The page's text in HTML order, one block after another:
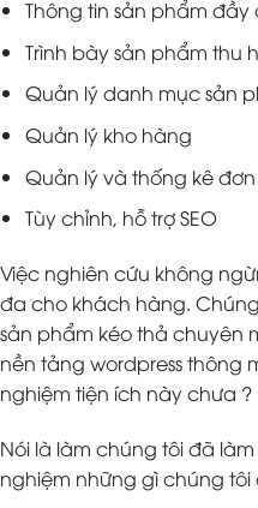
Thông tin sản phẩm đầy
Trình bày sản phẩm thu
Quản lý danh mục sản
Quản lý kho hàng
Quản lý và thống kê
Tùy chỉnh, hỗ trợ SEO
Việc nghiên cứu không
đa cho khách hàng.
sản phẩm kéo thả chuyên
nền tảng wordpress thông
nghiệm tiện ích này chưa ?
Nói là làm chúng tôi đã
nghiệm những gì chúng tôi